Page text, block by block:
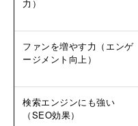
力）
ファンを増やす力（エンゲ
ージメント向上）
検索エンジンにも強い
（SEO効果）